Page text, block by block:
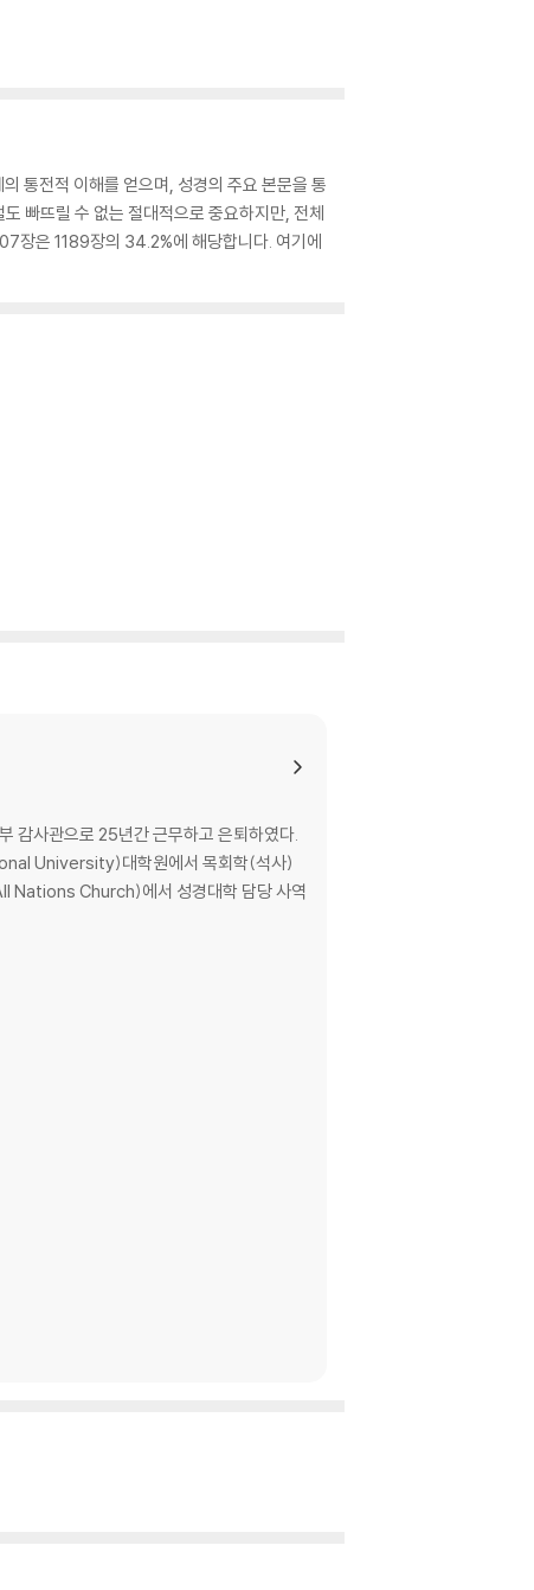
통전적 이해를 얻으며, 성경의 주요 본문을 통
빠뜨릴 수 없는 절대적으로 중요하지만, 전체
장은 1189장의 34.2%에 해당합니다. 여기에
사관으로 25년간 근무하고 은퇴하였다.
University)대학원에서 목회학(석사)
Nations Church)에서 성경대학 담당 사역